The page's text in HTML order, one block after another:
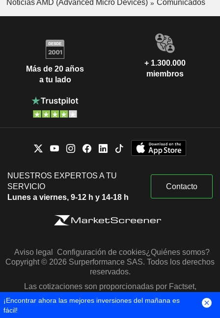
Noticias AMD (Advanced Micro Devices)
Comunicados
Más de 20 años
a tu lado
+ 1.300.000
miembros
NUESTROS EXPERTOS A TU
SERVICIO
Lunes a viernes, 9-12 h y 14-18 h
Contacto
Aviso legal Configuración de cookies¿Quiénes somos?
Copyright © 2026 Surperformance SAS. Todos los derechos
reservados.
Las cotizaciones son proporcionadas por Factset,
Morningstar y S&P Capital IQ
¡Encontrar ahora las mejores inversiones del mañana es
fácil!